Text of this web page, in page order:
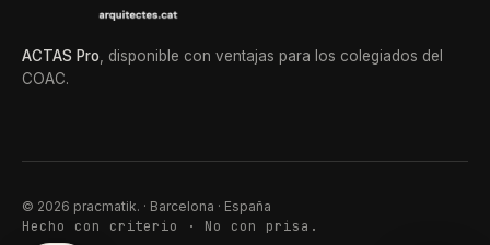
ACTAS Pro, disponible con ventajas para los colegiados del
COAC.
© 2026 pracmatik. · Barcelona · España
Hecho con criterio · No con prisa.